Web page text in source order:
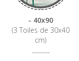
- 40x90
(3 Toiles de 30x40
cm)
---------